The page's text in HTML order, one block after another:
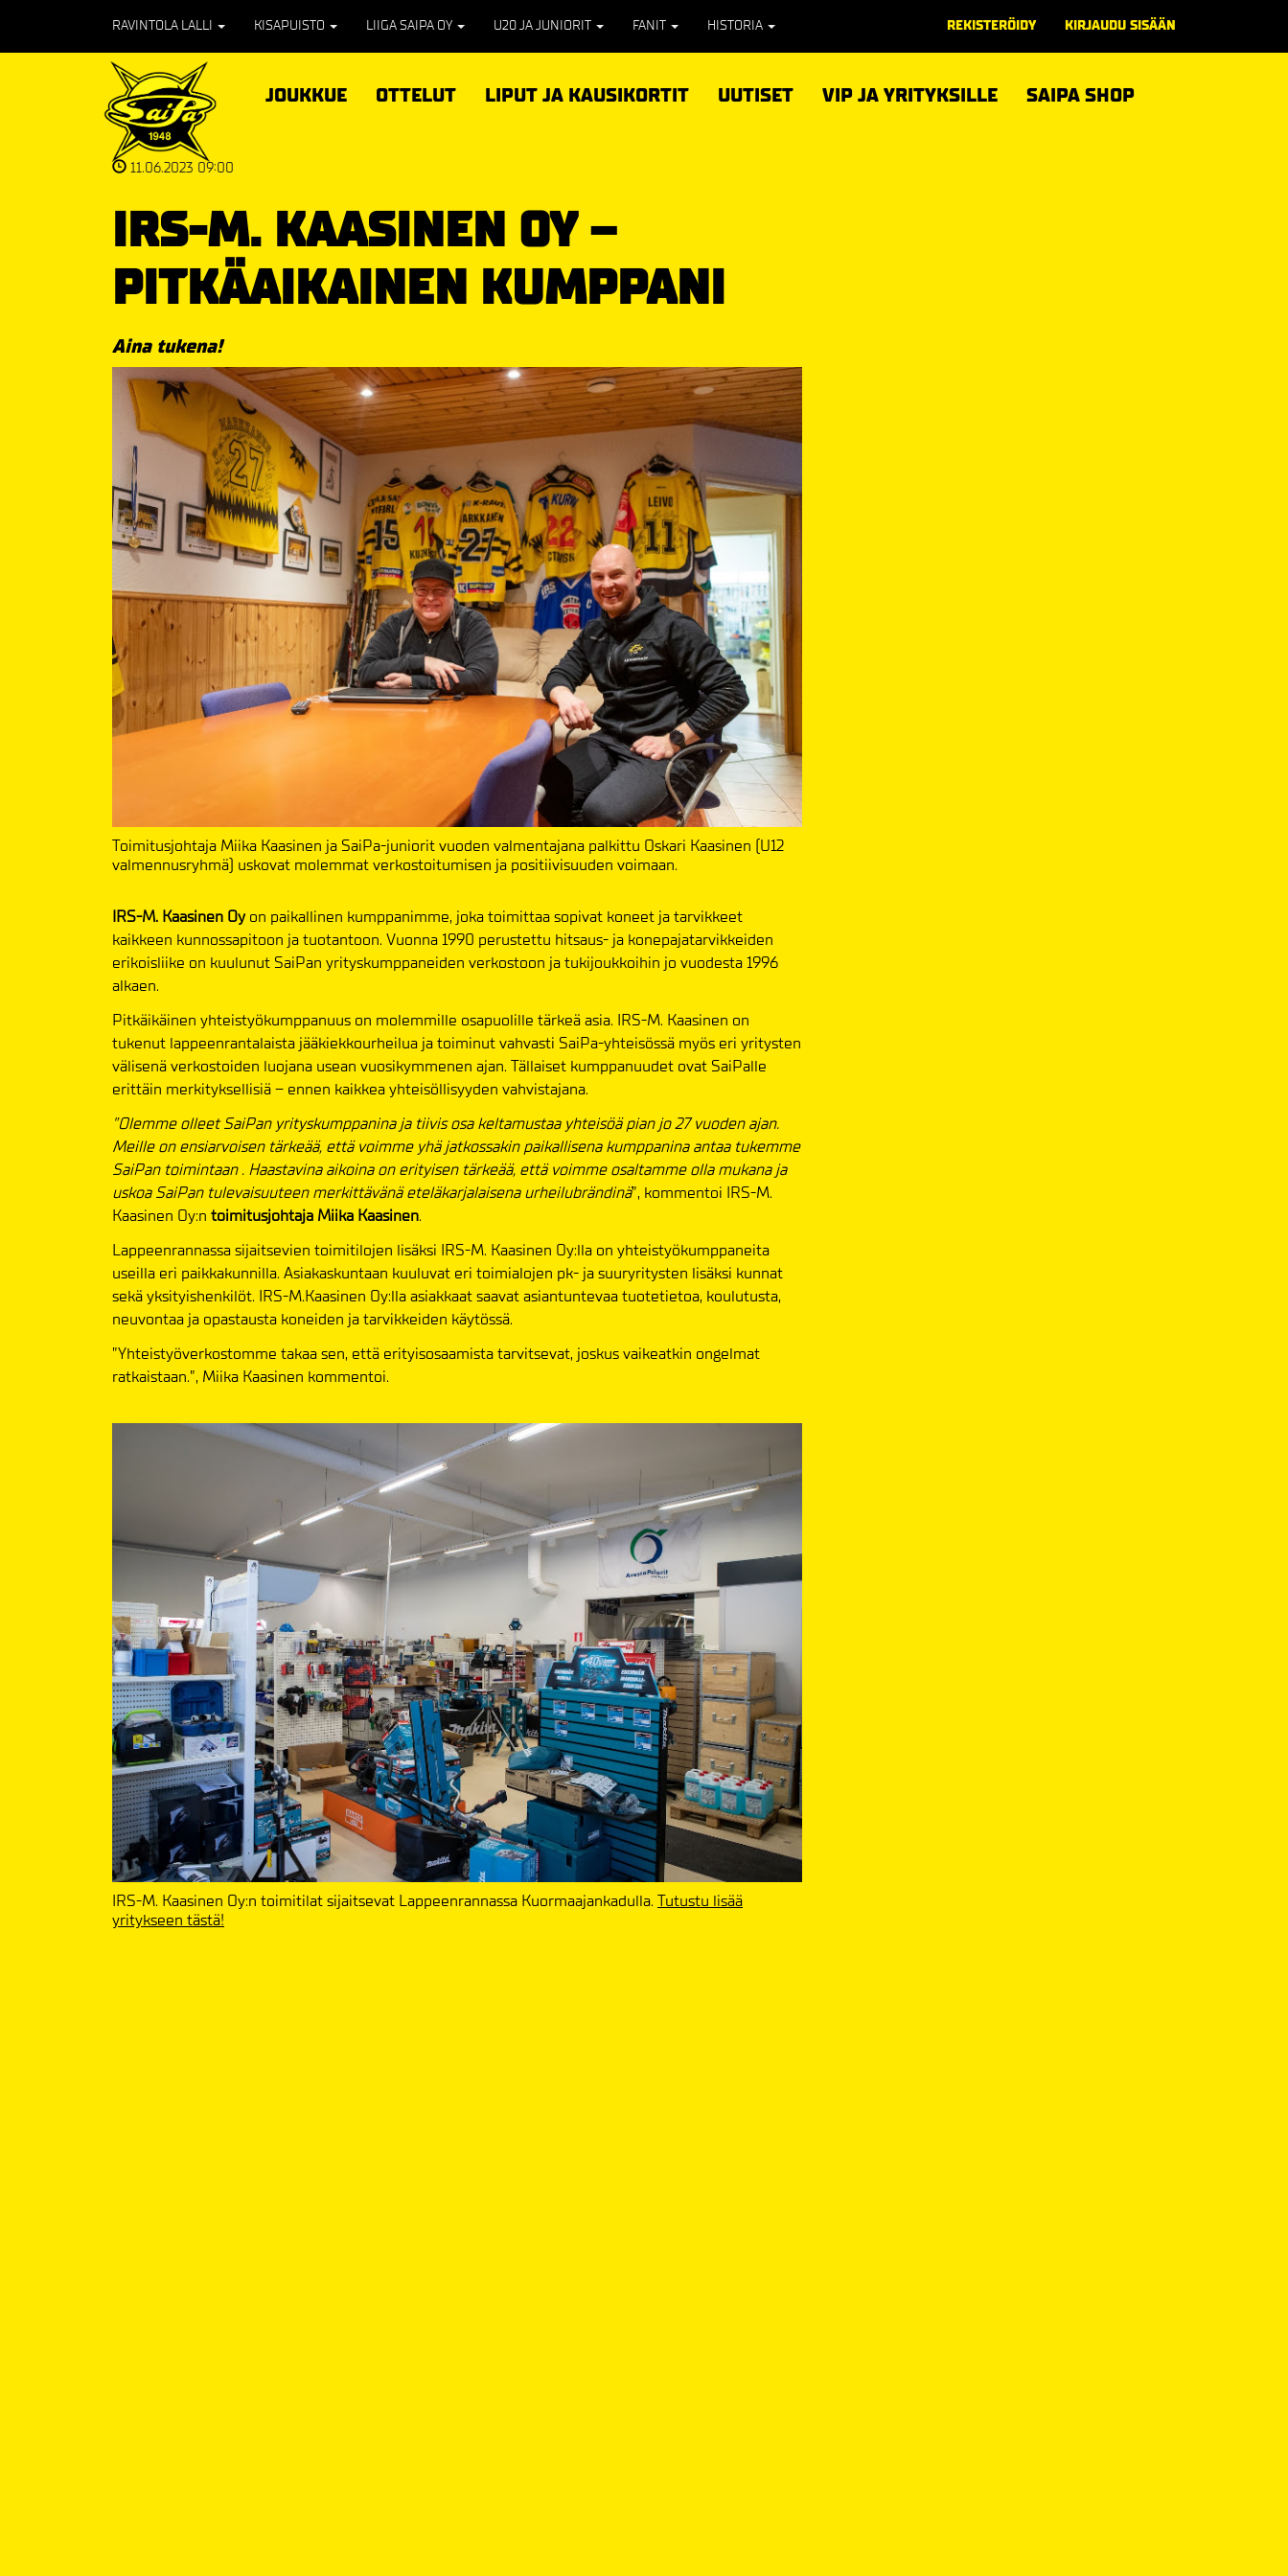
RAVINTOLA LALLI KISAPUISTO LIIGA SAIPA OY U20 JA JUNIORIT FANIT HISTORIA REKISTERÖIDY KIRJAUDU SISÄÄN
JOUKKUE OTTELUT LIPUT JA KAUSIKORTIT UUTISET VIP JA YRITYKSILLE SAIPA SHOP
11.06.2023 09:00
IRS-M. KAASINEN OY –
PITKÄAIKAINEN KUMPPANI
Aina tukena!
Toimitusjohtaja Miika Kaasinen ja SaiPa-juniorit vuoden valmentajana palkittu Oskari Kaasinen (U12
valmennusryhmä) uskovat molemmat verkostoitumisen ja positiivisuuden voimaan.
IRS-M. Kaasinen Oy on paikallinen kumppanimme, joka toimittaa sopivat koneet ja tarvikkeet
kaikkeen kunnossapitoon ja tuotantoon. Vuonna 1990 perustettu hitsaus- ja konepajatarvikkeiden
erikoisliike on kuulunut SaiPan yrityskumppaneiden verkostoon ja tukijoukkoihin jo vuodesta 1996
alkaen.
Pitkäikäinen yhteistyökumppanuus on molemmille osapuolille tärkeä asia. IRS-M. Kaasinen on
tukenut lappeenrantalaista jääkiekkourheilua ja toiminut vahvasti SaiPa-yhteisössä myös eri yritysten
välisenä verkostoiden luojana usean vuosikymmenen ajan. Tällaiset kumppanuudet ovat SaiPalle
erittäin merkityksellisiä – ennen kaikkea yhteisöllisyyden vahvistajana.
”Olemme olleet SaiPan yrityskumppanina ja tiivis osa keltamustaa yhteisöä pian jo 27 vuoden ajan.
Meille on ensiarvoisen tärkeää, että voimme yhä jatkossakin paikallisena kumppanina antaa tukemme
SaiPan toimintaan . Haastavina aikoina on erityisen tärkeää, että voimme osaltamme olla mukana ja
uskoa SaiPan tulevaisuuteen merkittävänä eteläkarjalaisena urheilubrändinä”, kommentoi IRS-M.
Kaasinen Oy:n toimitusjohtaja Miika Kaasinen.
Lappeenrannassa sijaitsevien toimitilojen lisäksi IRS-M. Kaasinen Oy:lla on yhteistyökumppaneita
useilla eri paikkakunnilla. Asiakaskuntaan kuuluvat eri toimialojen pk- ja suuryritysten lisäksi kunnat
sekä yksityishenkilöt. IRS-M.Kaasinen Oy:lla asiakkaat saavat asiantuntevaa tuotetietoa, koulutusta,
neuvontaa ja opastausta koneiden ja tarvikkeiden käytössä.
”Yhteistyöverkostomme takaa sen, että erityisosaamista tarvitsevat, joskus vaikeatkin ongelmat
ratkaistaan.”, Miika Kaasinen kommentoi.
IRS-M. Kaasinen Oy:n toimitilat sijaitsevat Lappeenrannassa Kuormaajankadulla. Tutustu lisää
yritykseen tästä!